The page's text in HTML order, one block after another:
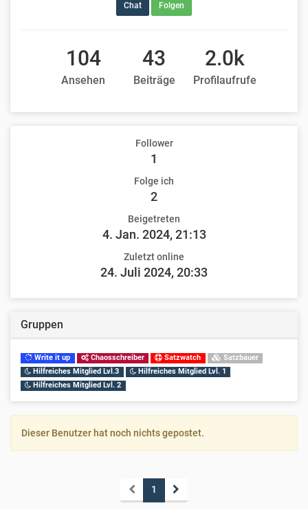
Chat Folgen
104
Ansehen
43
Beiträge
2.0k
Profilaufrufe
Follower
1
Folge ich
2
Beigetreten
4. Jan. 2024, 21:13
Zuletzt online
24. Juli 2024, 20:33
Gruppen
Write it up Chaosschreiber Satzwatch
Satzbauer
Hilfreiches Mitglied Lvl.3
Hilfreiches Mitglied Lvl. 1
Hilfreiches Mitglied Lvl. 2
Dieser Benutzer hat noch nichts gepostet.
1